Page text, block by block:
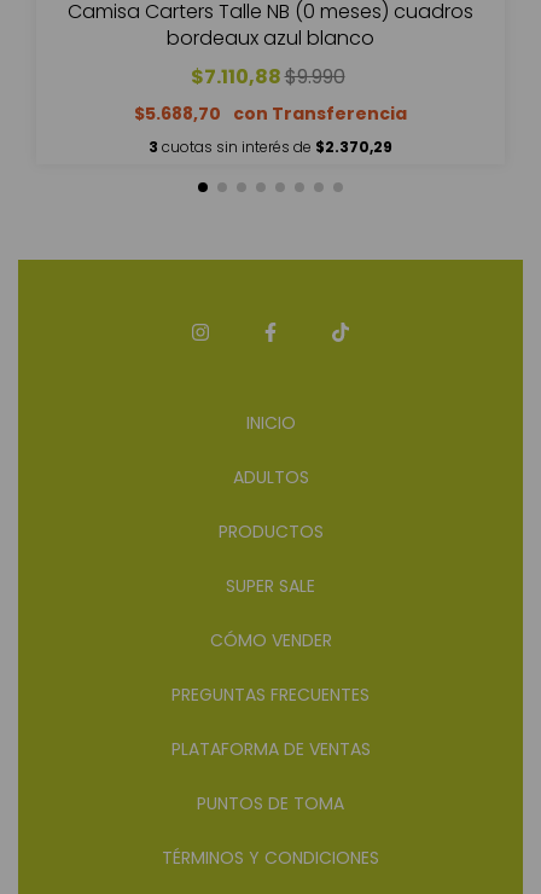
Camisa Carters Talle NB (0 meses) cuadros
bordeaux azul blanco
$7.110,88$9.990
$5.688,70
3 cuotas sin interés de $2.370,29
INICIO
ADULTOS
PRODUCTOS
SUPER SALE
CÓMO VENDER
PREGUNTAS FRECUENTES
PLATAFORMA DE VENTAS
PUNTOS DE TOMA
TÉRMINOS Y CONDICIONES